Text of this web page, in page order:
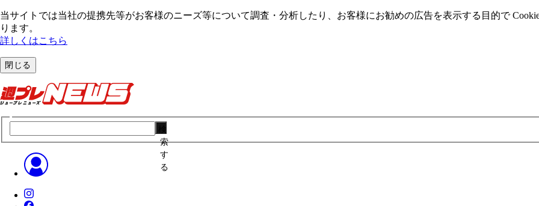
当サイトでは当社の提携先等がお客様のニーズ等について調査・分析したり、お客様にお勧めの広告を表⽰する⽬的で
ります。
詳しくはこちら
閉じる
索
す
る